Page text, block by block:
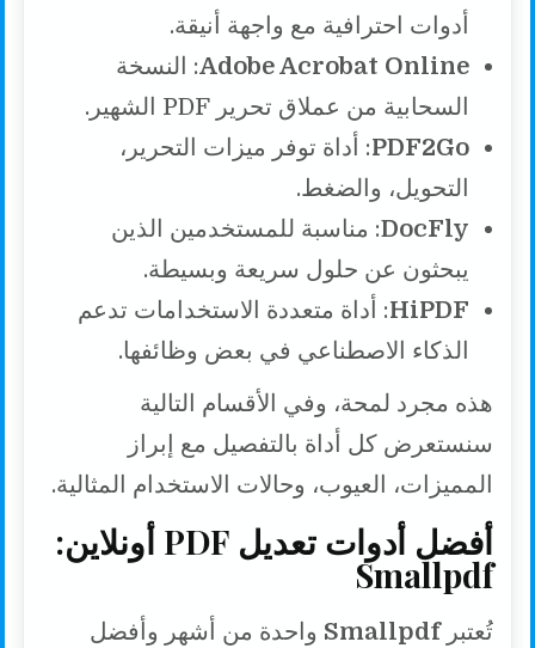
أدوات احترافية مع واجهة أنيقة.
Adobe Acrobat Online: النسخة
السحابية من عملاق تحرير PDF الشهير.
PDF2Go: أداة توفر ميزات التحرير،
التحويل، والضغط.
DocFly: مناسبة للمستخدمين الذين
يبحثون عن حلول سريعة وبسيطة.
HiPDF: أداة متعددة الاستخدامات تدعم
الذكاء الاصطناعي في بعض وظائفها.
هذه مجرد لمحة، وفي الأقسام التالية
سنستعرض كل أداة بالتفصيل مع إبراز
المميزات، العيوب، وحالات الاستخدام المثالية.
أفضل أدوات تعديل PDF أونلاين:
Smallpdf
تُعتبرSmallpdf واحدة من أشهر وأفضل